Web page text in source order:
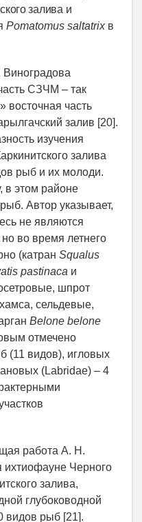
залива и
Pomatomus saltatrix в
СЗЧМ – так
восточная часть
залив [20].
изучения
залива
рыб и их молоди.
в этом районе
Автор указывает,
не являются
во время летнего
(катран Squalus
pastinaca и
шпрот
сельдевые,
Belone belone
отмечено
(11 видов), игловых
(Labridae) – 4
работа А. Н.
Черного
залива,
глубоководной
видов рыб [21].